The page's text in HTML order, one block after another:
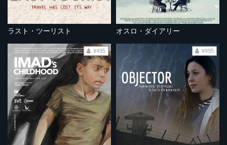
ラスト・ツーリスト オスロ・ダイアリー
¥495 ¥495